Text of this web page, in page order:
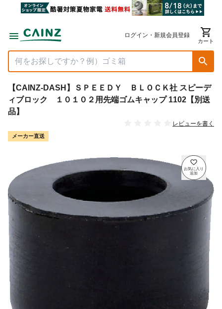
ログイン・新規会員登録
カート
【CAINZ-DASH】ＳＰＥＥＤＹ ＢＬＯＣＫ社 スピーデ
ィブロック １０１０２用先端ゴムキャップ 1102【別送
品】
レビューを書く
メーカー直送